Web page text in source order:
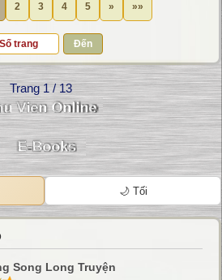
2 3 4 5 » »»
Đến
Trang 1 / 13
🌙 Tối
Song Long Truyện